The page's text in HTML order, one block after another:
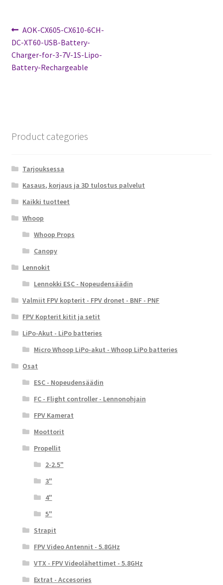
Artikkelien
selaus
Edellinen
artikkeli
AOK-CX605-CX610-6CH-
DC-XT60-USB-Battery-
Charger-for-3-7V-1S-Lipo-
Battery-Rechargeable
Product categories
Tarjouksessa
Kasaus, korjaus ja 3D tulostus palvelut
Kaikki tuotteet
Whoop
Whoop Props
Canopy
Lennokit
Lennokki ESC - Nopeudensäädin
Valmiit FPV kopterit - FPV dronet - BNF - PNF
FPV Kopterit kitit ja setit
LiPo-Akut - LiPo batteries
Micro Whoop LiPo-akut - Whoop LiPo batteries
Osat
ESC - Nopeudensäädin
FC - Flight controller - Lennonohjain
FPV Kamerat
Moottorit
Propellit
2-2.5"
3"
4"
5"
Strapit
FPV Video Antennit - 5.8GHz
VTX - FPV Videolähettimet - 5.8GHz
Extrat - Accesories